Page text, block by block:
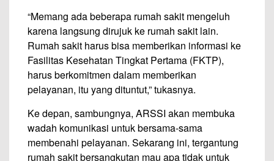
“Memang ada beberapa rumah sakit mengeluh
karena langsung dirujuk ke rumah sakit lain.
Rumah sakit harus bisa memberikan informasi ke
Fasilitas Kesehatan Tingkat Pertama (FKTP),
harus berkomitmen dalam memberikan
pelayanan, itu yang dituntut,” tukasnya.
Ke depan, sambungnya, ARSSI akan membuka
wadah komunikasi untuk bersama-sama
membenahi pelayanan. Sekarang ini, tergantung
rumah sakit bersangkutan mau apa tidak untuk